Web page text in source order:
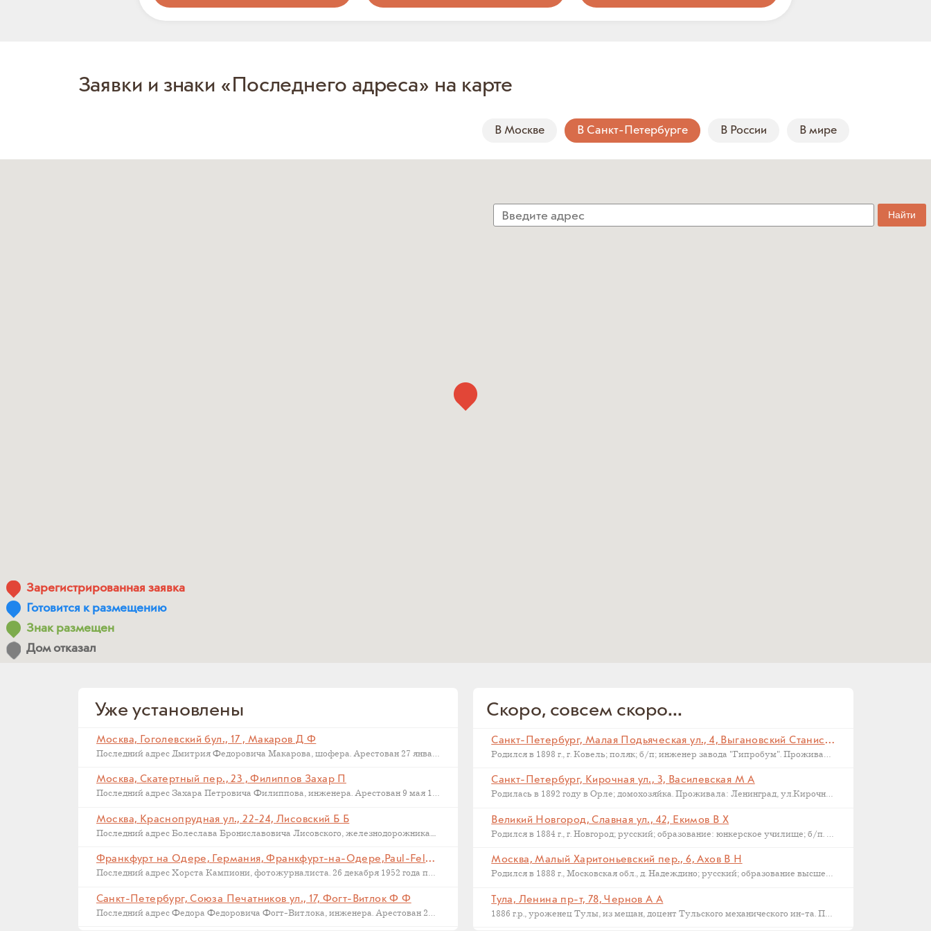
Заявки и знаки «Последнего адреса» на карте
В Москве В Санкт-Петербурге В России В мире
Зарегистрированная заявка
Готовится к размещению
Знак размещен
Дом отказал
Уже установлены
Москва, Гоголевский бул., 17 , Макаров Д Ф
Последний адрес Дмитрия Федоровича Макарова, шофера. Арестован 27 января 1937...
Москва, Скатертный пер., 23 , Филиппов Захар П
Последний адрес Захара Петровича Филиппова, инженера. Арестован 9 мая 1933...
Москва, Краснопрудная ул., 22-24, Лисовский Б Б
Последний адрес Болеслава Брониславовича Лисовского, железнодорожника....
Франкфурт на Одере, Германия, Франкфурт-на-Одере,Paul-Feldner-Straße, 13, Кампиони Х Г
Последний адрес Хорста Кампиони, фотожурналиста. 26 декабря 1952 года приговорен...
Санкт-Петербург, Союза Печатников ул., 17, Фогт-Витлок Ф Ф
Последний адрес Федора Федоровича Фогт-Витлока, инженера. Арестован 27 июня...
Скоро, совсем скоро...
Санкт-Петербург, Малая Подьяческая ул., 4, Выгановский Станислав С (
Родился в 1898 г., г. Ковель; поляк; б/п; инженер завода "Гипробум". Проживал: Ленинград, Малая Подьяческая ул., д.4, кв.18. Арестован 16 сентября 1937 г. Приговорен: Комиссия НКВД и прокуратуры СССР 23 сентября 1937 г., обв.: 58-6-9-11 УК РСФСР. Расстрелян 28 сентября 1937 г. Реабилитирован 16.09.1957.
Санкт-Петербург, Кирочная ул., 3, Василевская М А
Родилась в 1892 году в Орле; домохозяйка. Проживала: Ленинград, ул.Кирочная, д.3, кв.2. Арестована: сентябрь-ноябрь 1937 года. Была сослана в Казахстан как ЧСИР. Умерла в 1944-45 г, село Манкент, Южный Казахстан.
Великий Новгород, Славная ул., 42, Екимов В Х
Родился в 1884 г., г. Новгород; русский; образование: юнкерское училище; б/п. Счетовод леспромхоза. Проживал: г. Новгород. Арестован 18 марта 1931 г. Приговорен: 23 апреля 1931 г. Приговор: Дело прекращено, освобожден. Бухгалтер артели "Сапожник". Арестован 2 апреля 1938 г. Приговор: ВМН.
Москва, Малый Харитоньевский пер., 6, Ахов В Н
Родился в 1888 г., Московская обл., д. Надеждино; русский; образование высшее; член ВКП(б); преподаватель Военной Академии РККА. Проживал: Москва, ул. М. Харитоньевская, 6-4. Арестован 31 декабря 1932 г. Приговорен: Коллегией ОГПУ 17 февраля 1933 г., обв.: террористической деятельности, к.-р. агитации и пропаганде. Расстрелян 21 марта 1933 г. Место захоронения – Москва, Ваганьковское кладбище. Реабилитирован 6 марта 1958 г.
Тула, Ленина пр-т, 78, Чернов А А
1886 г.р., уроженец Тулы, из мещан, доцент Тульского механического ин-та. Проживал: Тула, ул. Коммунаров 122, кв. 17. Арестован 24 января 1938 г. Обвинение: участник контрреволюционной эсеровской организации г. Тулы. Дата смерти – 9 октября 1938 года. Реабилитирован в 1955 году.